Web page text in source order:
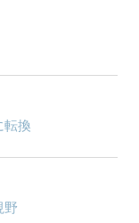
転換
野